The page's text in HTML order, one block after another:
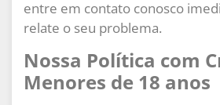
entre em contato conosco
relate o seu problema.
Nossa Política com
Menores de 18 anos